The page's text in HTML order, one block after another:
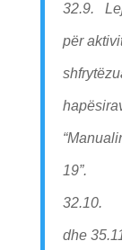
32.9.
për
19”.
32.10.
dhe